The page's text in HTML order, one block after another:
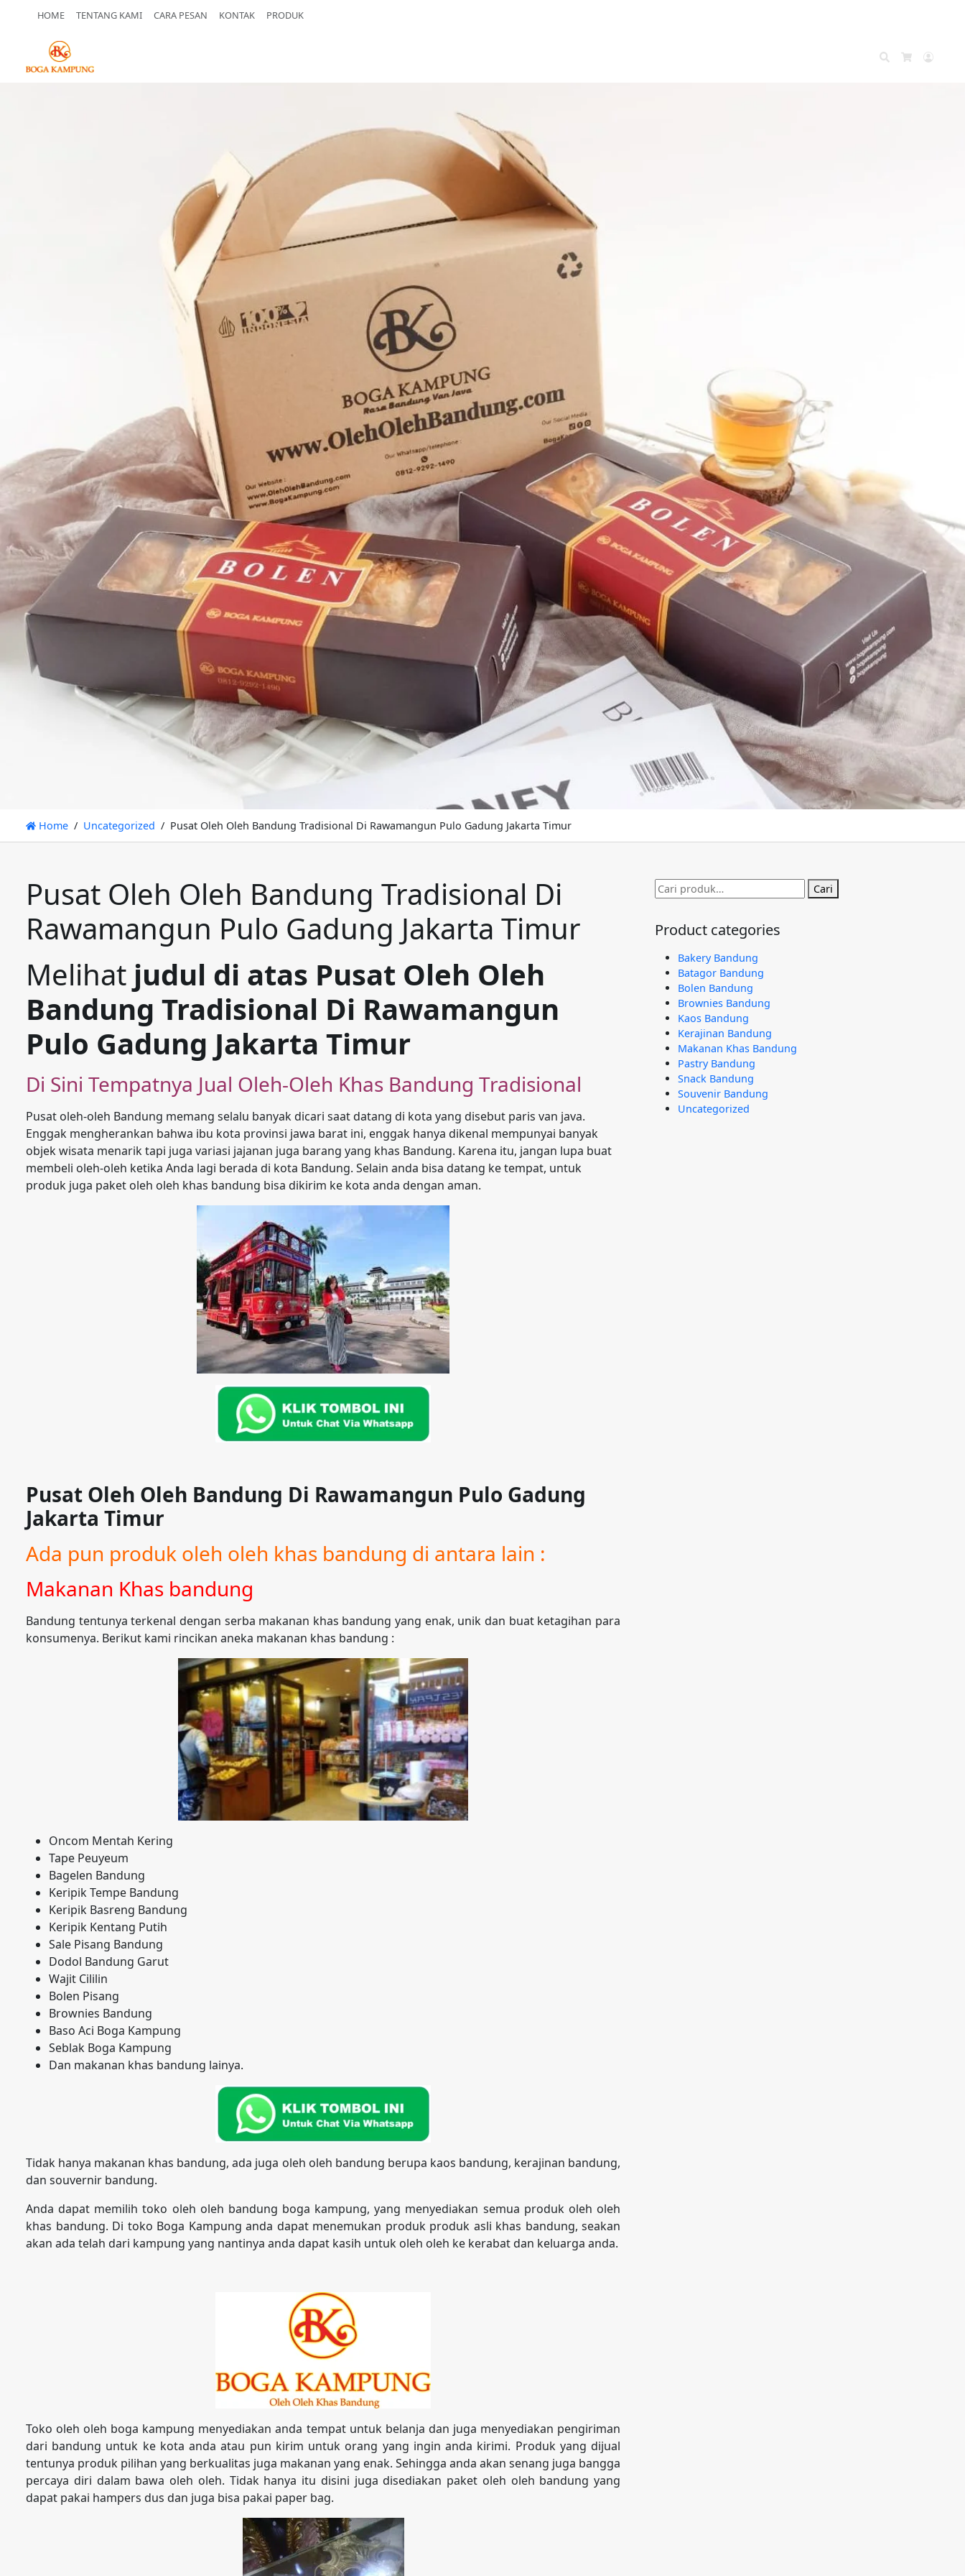
HOME TENTANG KAMI CARA PESAN KONTAK PRODUK
Search
Home Uncategorized Pusat Oleh Oleh Bandung Tradisional Di Rawamangun Pulo Gadung Jakarta Timur
Pusat Oleh Oleh Bandung Tradisional Di
Rawamangun Pulo Gadung Jakarta Timur
Melihat judul di atas Pusat Oleh Oleh
Bandung Tradisional Di Rawamangun
Pulo Gadung Jakarta Timur
Di Sini Tempatnya Jual Oleh-Oleh Khas Bandung Tradisional
Pusat oleh-oleh Bandung memang selalu banyak dicari saat datang di kota yang disebut paris van java.
Enggak mengherankan bahwa ibu kota provinsi jawa barat ini, enggak hanya dikenal mempunyai banyak
objek wisata menarik tapi juga variasi jajanan juga barang yang khas Bandung. Karena itu, jangan lupa buat
membeli oleh-oleh ketika Anda lagi berada di kota Bandung. Selain anda bisa datang ke tempat, untuk
produk juga paket oleh oleh khas bandung bisa dikirim ke kota anda dengan aman.
Pusat Oleh Oleh Bandung Di Rawamangun Pulo Gadung
Jakarta Timur
Ada pun produk oleh oleh khas bandung di antara lain :
Makanan Khas bandung
Bandung tentunya terkenal dengan serba makanan khas bandung yang enak, unik dan buat ketagihan para
konsumenya. Berikut kami rincikan aneka makanan khas bandung :
Oncom Mentah Kering
Tape Peuyeum
Bagelen Bandung
Keripik Tempe Bandung
Keripik Basreng Bandung
Keripik Kentang Putih
Sale Pisang Bandung
Dodol Bandung Garut
Wajit Cililin
Bolen Pisang
Brownies Bandung
Baso Aci Boga Kampung
Seblak Boga Kampung
Dan makanan khas bandung lainya.
Tidak hanya makanan khas bandung, ada juga oleh oleh bandung berupa kaos bandung, kerajinan bandung,
dan souvernir bandung.
Anda dapat memilih toko oleh oleh bandung boga kampung, yang menyediakan semua produk oleh oleh
khas bandung. Di toko Boga Kampung anda dapat menemukan produk produk asli khas bandung, seakan
akan ada telah dari kampung yang nantinya anda dapat kasih untuk oleh oleh ke kerabat dan keluarga anda.
Toko oleh oleh boga kampung menyediakan anda tempat untuk belanja dan juga menyediakan pengiriman
dari bandung untuk ke kota anda atau pun kirim untuk orang yang ingin anda kirimi. Produk yang dijual
tentunya produk pilihan yang berkualitas juga makanan yang enak. Sehingga anda akan senang juga bangga
percaya diri dalam bawa oleh oleh. Tidak hanya itu disini juga disediakan paket oleh oleh bandung yang
dapat pakai hampers dus dan juga bisa pakai paper bag.
Pencarian
untuk:
Cari
Product categories
Bakery Bandung
Batagor Bandung
Bolen Bandung
Brownies Bandung
Kaos Bandung
Kerajinan Bandung
Makanan Khas Bandung
Pastry Bandung
Snack Bandung
Souvenir Bandung
Uncategorized